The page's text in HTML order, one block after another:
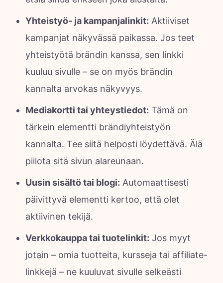
Yhteistyö- ja kampanjalinkit: Aktiiviset
kampanjat näkyvässä paikassa. Jos teet
yhteistyötä brändin kanssa, sen linkki
kuuluu sivulle – se on myös brändin
kannalta arvokas näkyvyys.
Mediakortti tai yhteystiedot: Tämä on
tärkein elementti brändiyhteistyön
kannalta. Tee siitä helposti löydettävä. Älä
piilota sitä sivun alareunaan.
Uusin sisältö tai blogi: Automaattisesti
päivittyvä elementti kertoo, että olet
aktiivinen tekijä.
Verkkokauppa tai tuotelinkit: Jos myyt
jotain – omia tuotteita, kursseja tai affiliate-
linkkejä – ne kuuluvat sivulle selkeästi